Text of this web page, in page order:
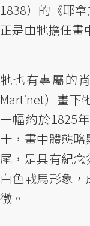
1838）的《耶
正是由牠擔任畫
牠也有專屬的
Martinet）畫下
一幅約於1825
十，畫中體態
尾，是具有紀
白色戰馬形象
徵。